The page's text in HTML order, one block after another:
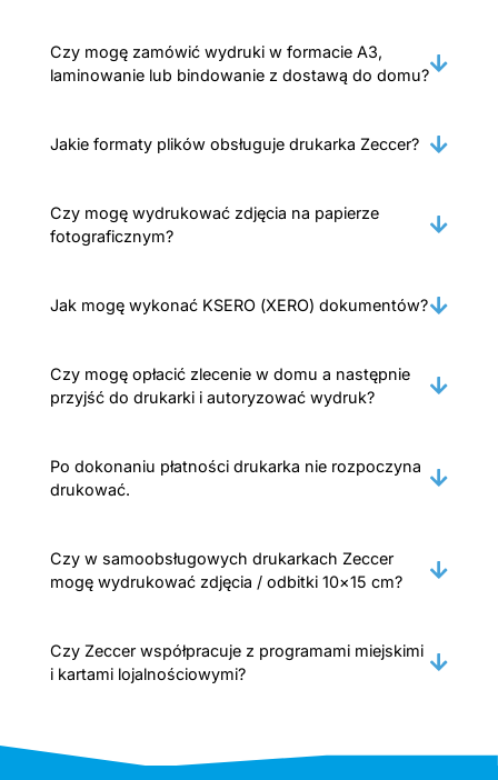
Czy mogę zamówić wydruki w formacie A3,
laminowanie lub bindowanie z dostawą do domu?
Jakie formaty plików obsługuje drukarka Zeccer?
Czy mogę wydrukować zdjęcia na papierze
fotograficznym?
Jak mogę wykonać KSERO (XERO) dokumentów?
Czy mogę opłacić zlecenie w domu a następnie
przyjść do drukarki i autoryzować wydruk?
Po dokonaniu płatności drukarka nie rozpoczyna
drukować.
Czy w samoobsługowych drukarkach Zeccer
mogę wydrukować zdjęcia / odbitki 10×15 cm?
Czy Zeccer współpracuje z programami miejskimi
i kartami lojalnościowymi?